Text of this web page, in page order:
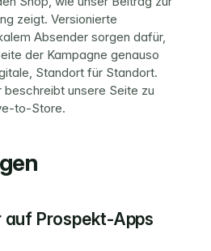
zeigt. Versionierte
Absender sorgen dafür,
der Kampagne genauso
Standort für Standort.
to-Store.
auf Prospekt-Apps